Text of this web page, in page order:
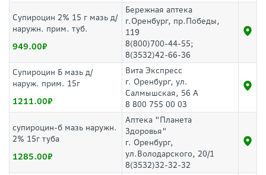
Супироцин 2% 15 г мазь д/
наружн. прим. туб.
949.00
Бережная аптека
г.Оренбург, пр.Победы,
119
8(800)700-44-55;
8(3532)42-66-36
Супироцин Б мазь д/
наруж. прим. 15г
1211.00
Вита Экспресс
г. Оренбург, ул.
Салмышская, 56 А
8 800 755 00 03
супироцин-б мазь наружн.
2% 15г туба
1285.00
Аптека "Планета
Здоровья"
г. Оренбург,
ул.Володарского, 20/1
8(3532)32-32-32